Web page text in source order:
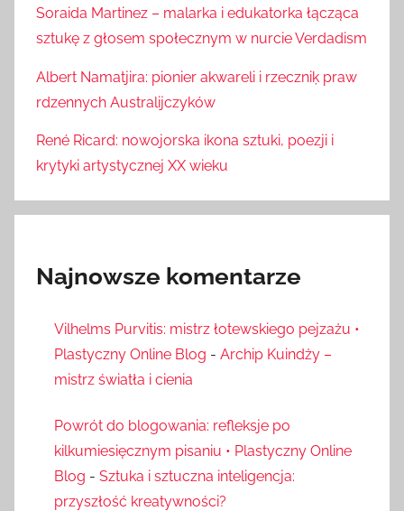
Soraida Martinez – malarka i edukatorka łącząca
sztukę z głosem społecznym w nurcie Verdadism
Albert Namatjira: pionier akwareli i rzeczniķ praw
rdzennych Australijczyków
René Ricard: nowojorska ikona sztuki, poezji i
krytyki artystycznej XX wieku
Najnowsze komentarze
Vilhelms Purvitis: mistrz łotewskiego pejzażu •
Plastyczny Online Blog - Archip Kuindży –
mistrz światła i cienia
Powrót do blogowania: refleksje po
kilkumiesięcznym pisaniu • Plastyczny Online
Blog - Sztuka i sztuczna inteligencja:
przyszłość kreatywności?